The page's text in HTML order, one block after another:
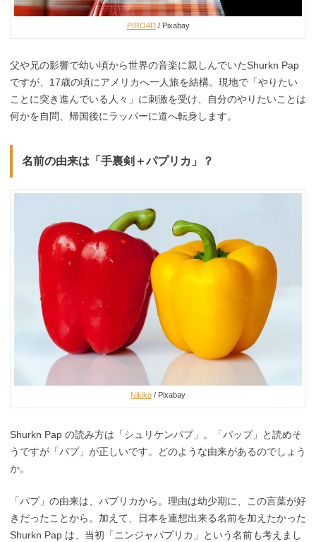
PIRO4D/ Pixabay
父や兄の影響で幼い頃から世界の音楽に親しんでいたShurkn Pap
ですが、17歳の頃にアメリカへ一人旅を結構。現地で「やりたい
ことに突き進んでいる人々」に刺激を受け、自分のやりたいことは
何かを自問、帰国後にラッパーに道へ転身します。
名前の由来は「手裏剣＋パプリカ」？
Nikiko / Pixabay
Shurkn Pap の読み方は「シュリケンパプ」。「パップ」と読めそ
うですが「パプ」が正しいです。どのような由来があるのでしょう
か。
「パプ」の由来は、パプリカから。理由は幼少期に、この言葉が好
きだったことから。加えて、日本を連想出来る名前を加えたかった
Shurkn Pap は、当初「ニンジャパプリカ」という名前も考えまし